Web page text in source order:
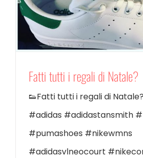
Fatti tutti i regali di Natale?
👟Fatti tutti i regali di
#adidas #adidastansmith
#pumashoes #nikewmns
#adidasvlneocourt